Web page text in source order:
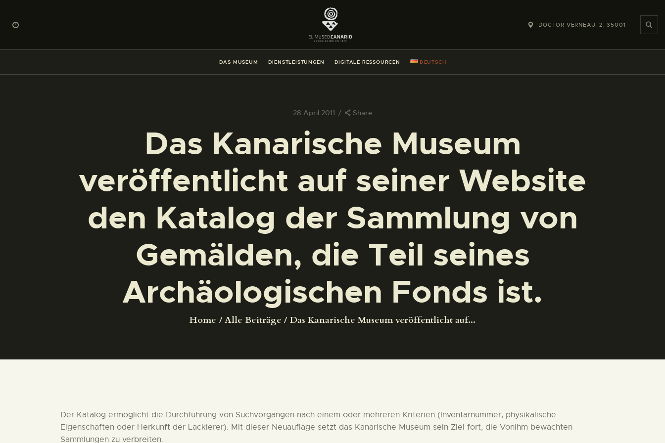
DOCTOR VERNEAU, 2, 35001
DAS MUSEUM DIENSTLEISTUNGEN DIGITALE RESSOURCEN DEUTSCH
28 April 2011 Share
Das Kanarische Museum
veröffentlicht auf seiner Website
den Katalog der Sammlung von
Gemälden, die Teil seines
Archäologischen Fonds ist.
Home Alle Beiträge Das Kanarische Museum veröffentlicht auf...
DIENSTLEISTUNGEN
DIGITALE RESSOURCEN
DAS MUSEUM
DIENSTLEISTUNGEN
DEUTSCH
Der Katalog ermöglicht die Durchführung von Suchvorgängen nach einem oder mehreren Kriterien (Inventarnummer, physikalische
Eigenschaften oder Herkunft der Lackierer). Mit dieser Neuauflage setzt das Kanarische Museum sein Ziel fort, die Vonihm bewachten
Sammlungen zu verbreiten.